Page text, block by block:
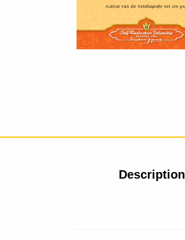
Description